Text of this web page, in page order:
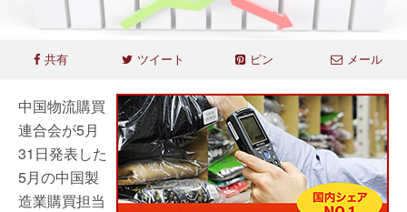
共有 ツイート ピン メール
中国物流購買
連合会が5月
31日発表した
5月の中国製
造業購買担当